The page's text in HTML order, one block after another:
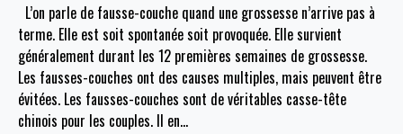
L’on parle de fausse-couche quand une grossesse n’arrive pas à
terme. Elle est soit spontanée soit provoquée. Elle survient
généralement durant les 12 premières semaines de grossesse.
Les fausses-couches ont des causes multiples, mais peuvent être
évitées. Les fausses-couches sont de véritables casse-tête
chinois pour les couples. Il en…